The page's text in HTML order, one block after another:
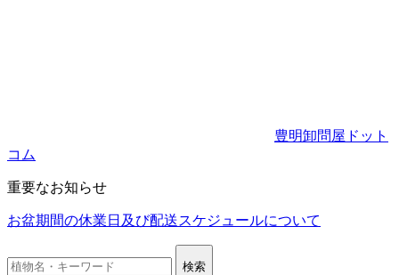
豊明卸問屋ドット
コム
重要なお知らせ
お盆期間の休業日及び配送スケジュールについて
検索